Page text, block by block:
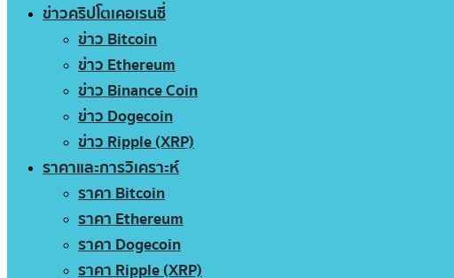
ข่าวคริปโตเคอเรนซี่
ข่าว Bitcoin
ข่าว Ethereum
ข่าว Binance Coin
ข่าว Dogecoin
ข่าว Ripple (XRP)
ราคาและการวิเคราะห์
ราคา Bitcoin
ราคา Ethereum
ราคา Dogecoin
ราคา Ripple (XRP)